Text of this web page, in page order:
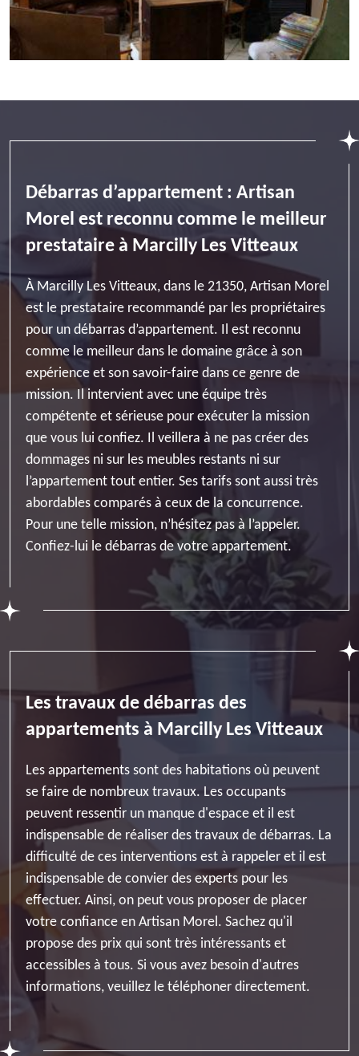
Débarras d’appartement : Artisan
Morel est reconnu comme le meilleur
prestataire à Marcilly Les Vitteaux
À Marcilly Les Vitteaux, dans le 21350, Artisan Morel
est le prestataire recommandé par les propriétaires
pour un débarras d’appartement. Il est reconnu
comme le meilleur dans le domaine grâce à son
expérience et son savoir-faire dans ce genre de
mission. Il intervient avec une équipe très
compétente et sérieuse pour exécuter la mission
que vous lui confiez. Il veillera à ne pas créer des
dommages ni sur les meubles restants ni sur
l’appartement tout entier. Ses tarifs sont aussi très
abordables comparés à ceux de la concurrence.
Pour une telle mission, n’hésitez pas à l’appeler.
Confiez-lui le débarras de votre appartement.
Les travaux de débarras des
appartements à Marcilly Les Vitteaux
Les appartements sont des habitations où peuvent
se faire de nombreux travaux. Les occupants
peuvent ressentir un manque d'espace et il est
indispensable de réaliser des travaux de débarras. La
difficulté de ces interventions est à rappeler et il est
indispensable de convier des experts pour les
effectuer. Ainsi, on peut vous proposer de placer
votre confiance en Artisan Morel. Sachez qu'il
propose des prix qui sont très intéressants et
accessibles à tous. Si vous avez besoin d'autres
informations, veuillez le téléphoner directement.